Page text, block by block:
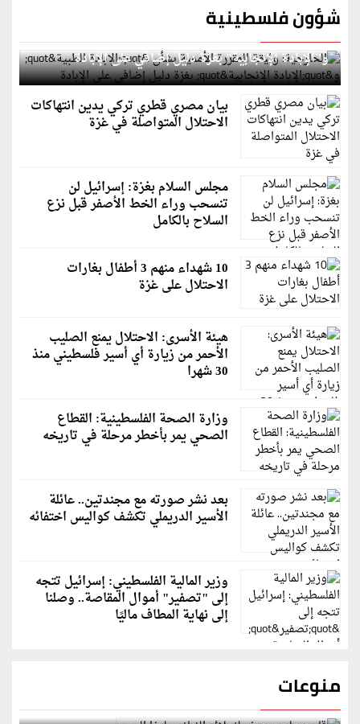
شؤون فلسطينية
الخارجية: وثيقة المقررة الأممية بشأن "الإبادة الطبية"
و"الإبادة الإنجابية" بغزة دليل إضافي على الإبادة
بيان مصري قطري تركي يدين انتهاكات
الاحتلال المتواصلة في غزة
مجلس السلام بغزة: إسرائيل لن
تنسحب وراء الخط الأصفر قبل نزع
السلاح بالكامل
10 شهداء منهم 3 أطفال بغارات
الاحتلال على غزة
هيئة الأسرى: الاحتلال يمنع الصليب
الأحمر من زيارة أي أسير فلسطيني منذ
30 شهرا
وزارة الصحة الفلسطينية: القطاع
الصحي يمر بأخطر مرحلة في تاريخه
بعد نشر صورته مع مجندتين.. عائلة
الأسير الدريملي تكشف كواليس اختفائه
وزير المالية الفلسطيني: إسرائيل تتجه
إلى "تصفير" أموال المقاصة.. وصلنا
إلى نهاية المطاف ماليًا
منوعات
قاسم ملحو يعتذر لزملائه الفنانين لهذا السبب